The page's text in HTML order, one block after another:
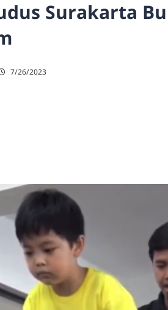
Surakarta
7/26/2023